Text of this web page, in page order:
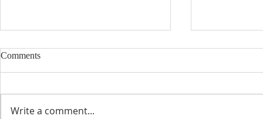
Educación Católica
Comments
Write a comment...